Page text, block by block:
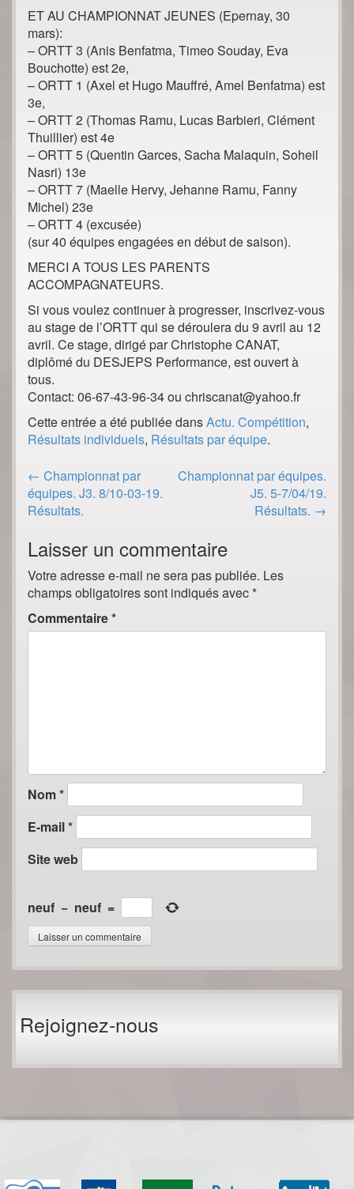
ET AU CHAMPIONNAT JEUNES (Epernay, 30
mars):
– ORTT 3 (Anis Benfatma, Timeo Souday, Eva
Bouchotte) est 2e,
– ORTT 1 (Axel et Hugo Mauffré, Amel Benfatma) est
3e,
– ORTT 2 (Thomas Ramu, Lucas Barbieri, Clément
Thuillier) est 4e
– ORTT 5 (Quentin Garces, Sacha Malaquin, Soheil
Nasri) 13e
– ORTT 7 (Maelle Hervy, Jehanne Ramu, Fanny
Michel) 23e
– ORTT 4 (excusée)
(sur 40 équipes engagées en début de saison).
MERCI A TOUS LES PARENTS
ACCOMPAGNATEURS.
Si vous voulez continuer à progresser, inscrivez-vous
au stage de l’ORTT qui se déroulera du 9 avril au 12
avril. Ce stage, dirigé par Christophe CANAT,
diplômé du DESJEPS Performance, est ouvert à
tous.
Contact: 06-67-43-96-34 ou chriscanat@yahoo.fr
Cette entrée a été publiée dansActu. Compétition,
Résultats individuels, Résultats par équipe.
Post
navigation
← Championnat par
équipes. J3. 8/10-03-19.
Résultats.
Championnat par équipes.
J5. 5-7/04/19.
Résultats. →
Laisser un commentaire
Votre adresse e-mail ne sera pas publiée. Les
champs obligatoires sont indiqués avec *
Commentaire*
Nom*
E-mail*
Site web
neuf − neuf =
Rejoignez-nous